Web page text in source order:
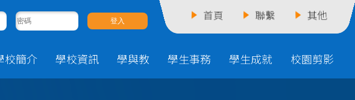
首頁 聯繫 其他
校簡介 學校資訊 學與教 學生事務 學生成就 校園剪影